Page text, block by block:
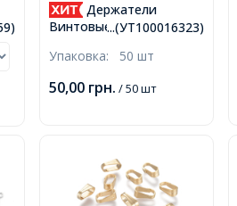
...(УТ100016323)
Держатели
Винтовые Штифты с
Полуотверстием,
10x4x1мм, Отверстие
Упаковка: 50 шт
50,00 грн. / 50 шт